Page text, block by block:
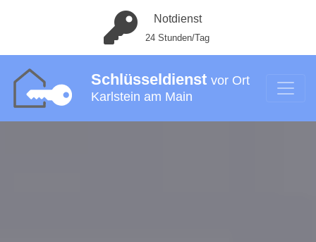
Notdienst
24 Stunden/Tag
Schlüsseldienst vor Ort
Karlstein am Main